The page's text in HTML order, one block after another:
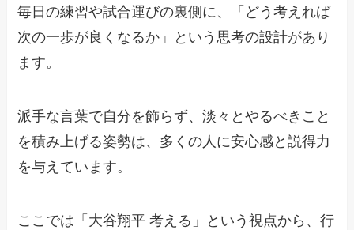
毎日の練習や試合運びの裏側に、「どう考えれば
次の一歩が良くなるか」という思考の設計があり
ます。
派手な言葉で自分を飾らず、淡々とやるべきこと
を積み上げる姿勢は、多くの人に安心感と説得力
を与えています。
ここでは「大谷翔平 考える」という視点から、行